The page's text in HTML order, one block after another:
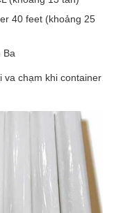
40 feet (khoảng 25
Ba
chạm khi container